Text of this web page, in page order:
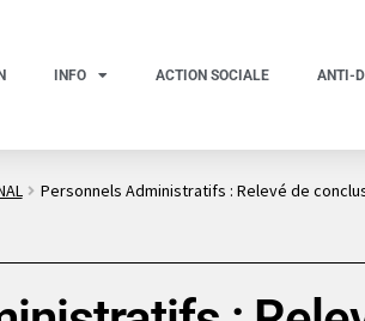
INFO ACTION SOCIALE ANTI-
Personnels Administratifs : Relevé de